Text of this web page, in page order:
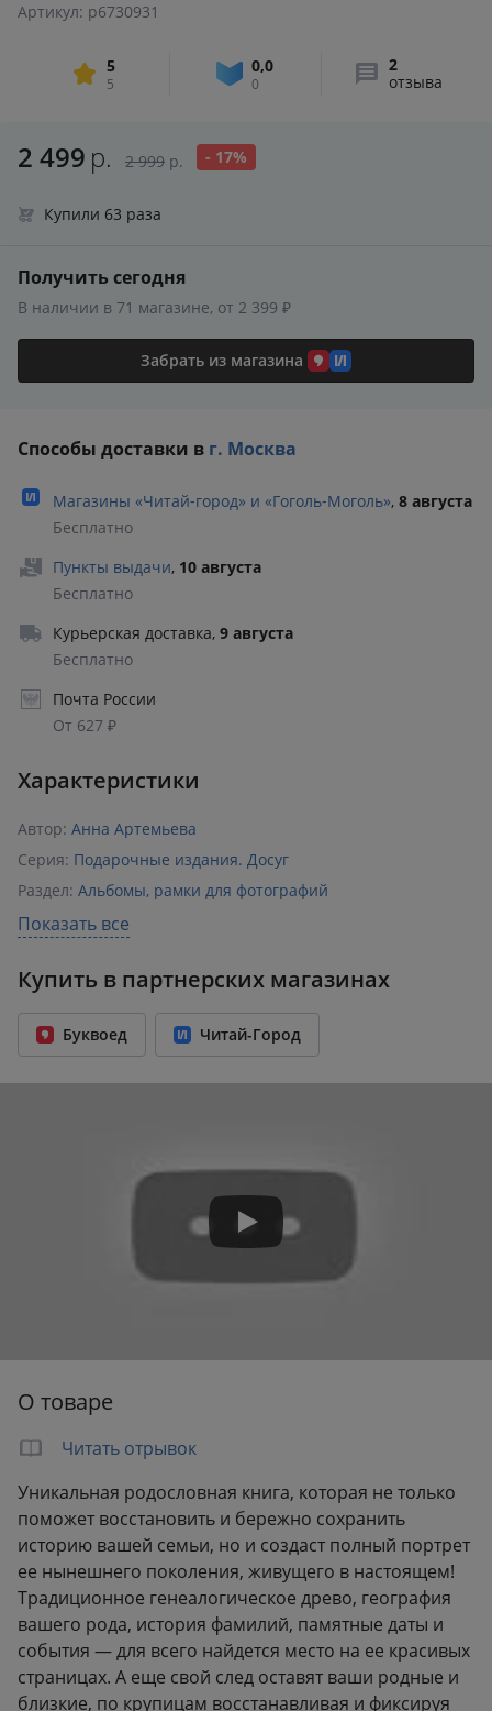
Артикул: p6730931
5
5
0,0
0
2
отзыва
2 499 р. 2 999 р. - 17%
Купили 63 раза
Получить сегодня
В наличии в 71 магазине, от 2 399 ₽
Забрать из магазина
Способы доставки в г. Москва
Магазины «Читай‑город» и «Гоголь‑Моголь», 8 августа
Бесплатно
Пункты выдачи, 10 августа
Бесплатно
Курьерская доставка, 9 августа
Бесплатно
Почта России
От 627 ₽
Характеристики
Автор: Анна Артемьева
Серия: Подарочные издания. Досуг
Раздел: Альбомы, рамки для фотографий
Издательство:
Возрастное ограничение: 12+
Год издания: 2026
Количество страниц: 256
Показать все
Купить в партнерских магазинах
Буквоед Читай-Город
О товаре
Читать отрывок
Уникальная родословная книга, которая не только
поможет восстановить и бережно сохранить
историю вашей семьи, но и создаст полный портрет
ее нынешнего поколения, живущего в настоящем!
Традиционное генеалогическое древо, география
вашего рода, история фамилий, памятные даты и
события — для всего найдется место на ее красивых
страницах. А еще свой след оставят ваши родные и
близкие, по крупицам восстанавливая и фиксируя